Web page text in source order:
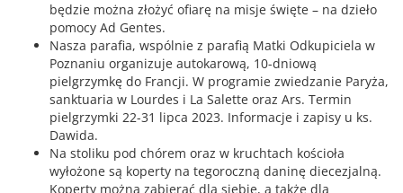
będzie można złożyć ofiarę na misje święte – na dzieło
pomocy Ad Gentes.
Nasza parafia, wspólnie z parafią Matki Odkupiciela w
Poznaniu organizuje autokarową, 10-dniową
pielgrzymkę do Francji. W programie zwiedzanie Paryża,
sanktuaria w Lourdes i La Salette oraz Ars. Termin
pielgrzymki 22-31 lipca 2023. Informacje i zapisy u ks.
Dawida.
Na stoliku pod chórem oraz w kruchtach kościoła
wyłożone są koperty na tegoroczną daninę diecezjalną.
Koperty można zabierać dla siebie, a także dla